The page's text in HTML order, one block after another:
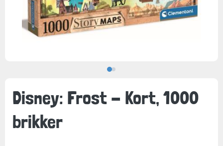
Disney: Frost - Kort, 1000
brikker